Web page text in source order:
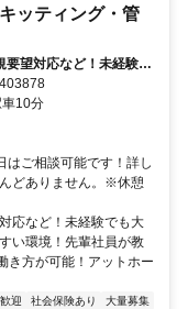
ッティング・管
要望対応など！未経験で
線神立駅車10分
ご相談可能です！詳し
どありません。※休憩
応など！未経験でも大
い環境！先輩社員が教
き方が可能！アットホー
迎 社会保険あり 大量募集